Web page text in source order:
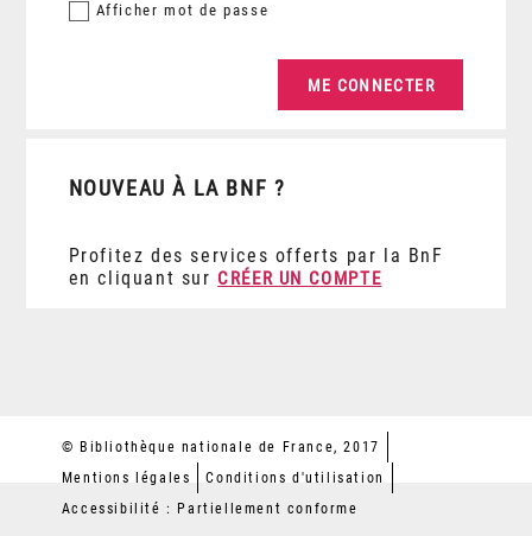
Afficher mot de passe
NOUVEAU À LA BNF ?
Profitez des services offerts par la BnF
en cliquant sur CRÉER UN COMPTE
© Bibliothèque nationale de France, 2017
Mentions légales
Conditions d'utilisation
Accessibilité : Partiellement conforme